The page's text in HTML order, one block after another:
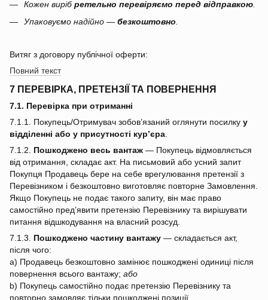
Кожен вирібретельно перевіряємо перед відправкою.
Упаковуємо надійно — безкоштовно
Витяг з договору публічної оферти:
Повний текст
7 ПЕРЕВІРКА, ПРЕТЕНЗІЇ ТА ПОВЕРНЕННЯ
7.1. Перевірка при отриманні
7.1.1. Покупець/Отримувач зобов’язаний оглянути посилку у
відділенні або у присутності кур’єра
7.1.2. Пошкоджено весь вантаж — Покупець відмовляється
від отримання, складає акт. На письмовий або усний запит
Покупця Продавець бере на себе врегулювання претензії з
Перевізником і безкоштовно виготовляє повторне Замовлення.
Якщо Покупець не подає такого запиту, він має право
самостійно пред’явити претензію Перевізнику та вирішувати
питання відшкодування на власний розсуд.
7.1.3. Пошкоджено частину вантажу — складається акт,
після чого:
a) Продавець безкоштовно замінює пошкоджені одиниці після
повернення всього вантажу; або
b) Покупець самостійно подає претензію Перевізнику та
повторно замовляє тільки пошкоджені позиції.